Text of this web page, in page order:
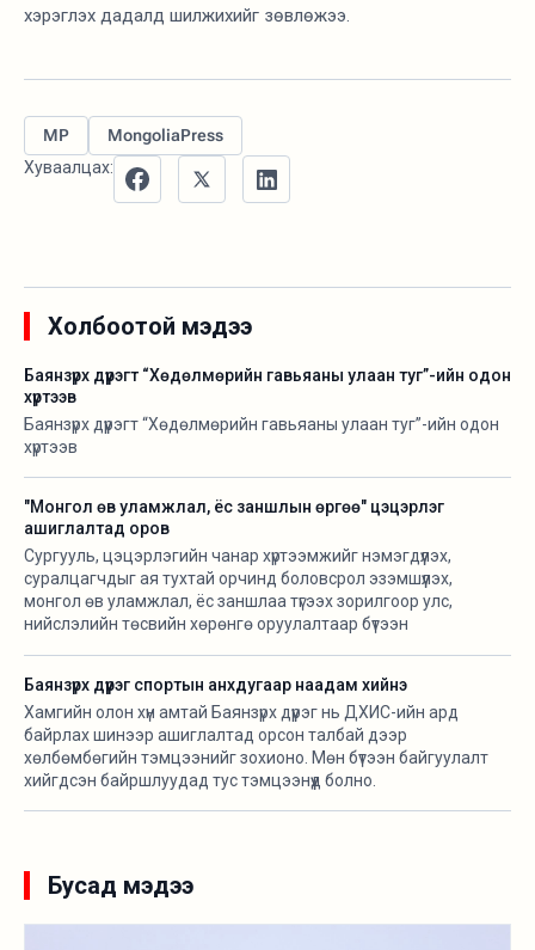
хэрэглэх дадалд шилжихийг зөвлөжээ.
MP
MongoliaPress
Хуваалцах:
Холбоотой мэдээ
Баянзүрх дүүрэгт “Хөдөлмөрийн гавьяаны улаан туг”-ийн одон
хүртээв
Баянзүрх дүүрэгт “Хөдөлмөрийн гавьяаны улаан туг”-ийн одон
хүртээв
"Монгол өв уламжлал, ёс заншлын өргөө" цэцэрлэг
ашиглалтад оров
Сургууль, цэцэрлэгийн чанар хүртээмжийг нэмэгдүүлэх,
суралцагчдыг ая тухтай орчинд боловсрол эзэмшүүлэх,
монгол өв уламжлал, ёс заншлаа түгээх зорилгоор улс,
нийслэлийн төсвийн хөрөнгө оруулалтаар бүтээн
“Монгол өв уламжлал, ёс заншлын өргөө” буюу 100 ортой гэр
цэцэрлэгийн барилга барилга угсралт, дотор засал,
инженерийн шугам сүлжээ, цахилгаан холболт, дохиоллын
ажил дуусаж, ашиглалтад орлоо.
Баянзүрх дүүрэг спортын анхдугаар наадам хийнэ
Хамгийн олон хүн амтай Баянзүрх дүүрэг нь ДХИС-ийн ард
байрлах шинээр ашиглалтад орсон талбай дээр
хөлбөмбөгийн тэмцээнийг зохионо. Мөн бүтээн байгуулалт
хийгдсэн байршлуудад тус тэмцээнүүд болно.
Бусад мэдээ